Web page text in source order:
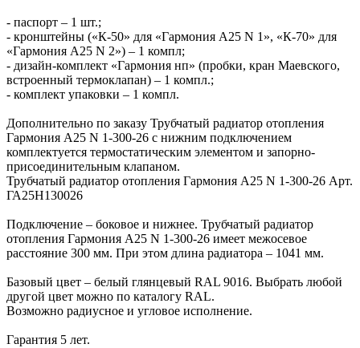
- паспорт – 1 шт.;
- кронштейны («К-50» для «Гармония А25 N 1», «К-70» для
«Гармония А25 N 2») – 1 компл;
- дизайн-комплект «Гармония нп» (пробки, кран Маевского,
встроенный термоклапан) – 1 компл.;
- комплект упаковки – 1 компл.
Дополнительно по заказу Трубчатый радиатор отопления
Гармония А25 N 1-300-26 с нижним подключением
комплектуется термостатическим элементом и запорно-
присоединительным клапаном.
Трубчатый радиатор отопления Гармония А25 N 1-300-26 Арт.
ГА25Н130026
Подключение – боковое и нижнее. Трубчатый радиатор
отопления Гармония А25 N 1-300-26 имеет межосевое
расстояние 300 мм. При этом длина радиатора – 1041 мм.
Базовый цвет – белый глянцевый RAL 9016. Выбрать любой
другой цвет можно по каталогу RAL.
Возможно радиусное и угловое исполнение.
Гарантия 5 лет.